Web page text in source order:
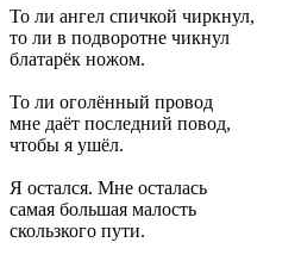
То ли ангел спичкой чиркнул,
то ли в подворотне чикнул
блатарёк ножом.
То ли оголённый провод
мне даёт последний повод,
чтобы я ушёл.
Я остался. Мне осталась
самая большая малость
скользкого пути.